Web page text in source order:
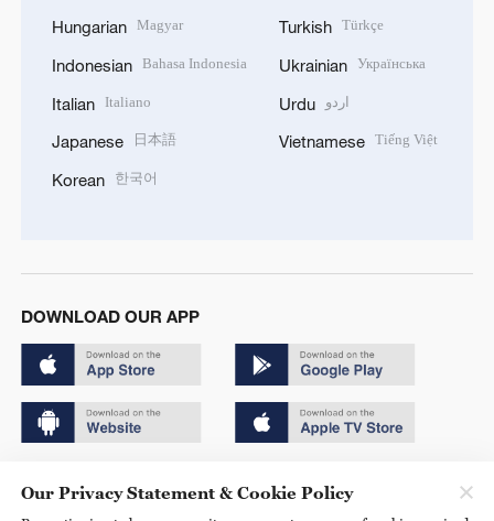
Hungarian Magyar
Indonesian Bahasa Indonesia
Italian Italiano
Japanese 日本語
Korean 한국어
Turkish Türkçe
Ukrainian Українська
Urdu اردو
Vietnamese Tiếng Việt
DOWNLOAD OUR APP
京ICP备20000184号
Our Privacy Statement & Cookie Policy